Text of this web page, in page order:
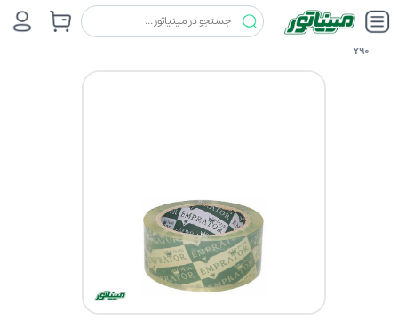
چسب ها امپراطور (EMPRATOR)
امپراطورPLUS نوارچسب کریستال
Y90